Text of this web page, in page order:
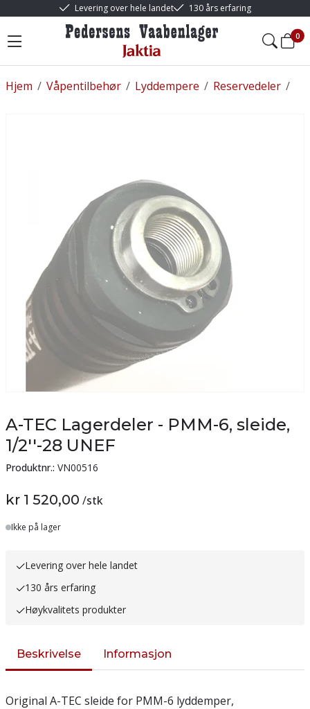
Levering over hele landet 130 års erfaring
0
/
Hjem /
Våpentilbehør /
Lyddempere /
Reservedeler
A-TEC Lagerdeler - PMM-6, sleide,
1/2''-28 UNEF
Produktnr.: VN00516
kr 1 520,00 /stk
Lager
Ikke på lager
Levering over hele landet
130 års erfaring
Høykvalitets produkter
Beskrivelse Informasjon
Original A-TEC sleide for PMM-6 lyddemper,